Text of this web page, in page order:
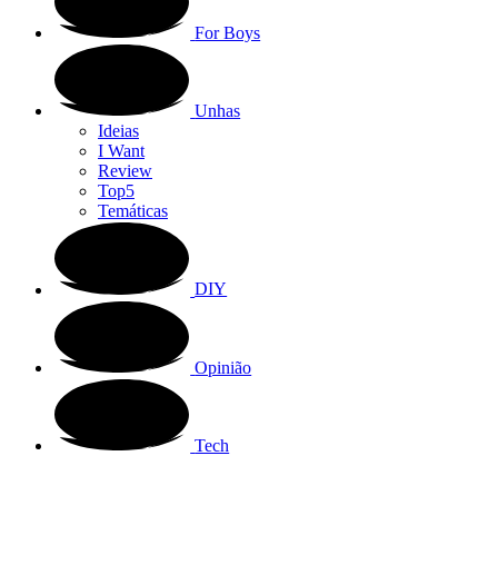
For Boys
Unhas
Ideias
I Want
Review
Top5
Temáticas
DIY
Opinião
Tech